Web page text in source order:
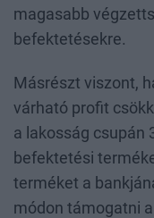
magasabb
befektetésekre.
Másrészt viszont,
várható profit
a lakosság csupán
befektetési
terméket a
módon támogatni